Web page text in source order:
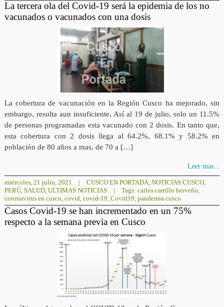
La tercera ola del Covid-19 será la epidemia de los no
vacunados o vacunados con una dosis
La cobertura de vacunación en la Región Cusco ha mejorado, sin
embargo, resulta aun insuficiente, Así al 19 de julio, solo un 11.5%
de personas programadas esta vacunado con 2 dosis. En tanto que,
esta cobertura con 2 dosis llega al 64.2%, 68.1% y 58.2% en
población de 80 años a mas, de 70 a […]
Leer mas...
miércoles, 21 julio, 2021 | CUSCO EN PORTADA, NOTICIAS CUSCO,
PERÚ, SALUD, ULTIMAS NOTICIAS | Tags: carlos carrillo berveño,
coronavirus en cusco, covid, covid-19, Covid19, pandemia cusco
Casos Covid-19 se han incrementado en un 75%
respecto a la semana previa en Cusco